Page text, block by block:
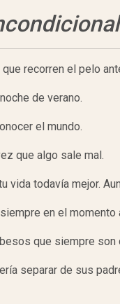
recorren el pelo
de verano.
el mundo.
que algo sale mal.
vida todavía mejor.
en el
que siempre son
separar de sus